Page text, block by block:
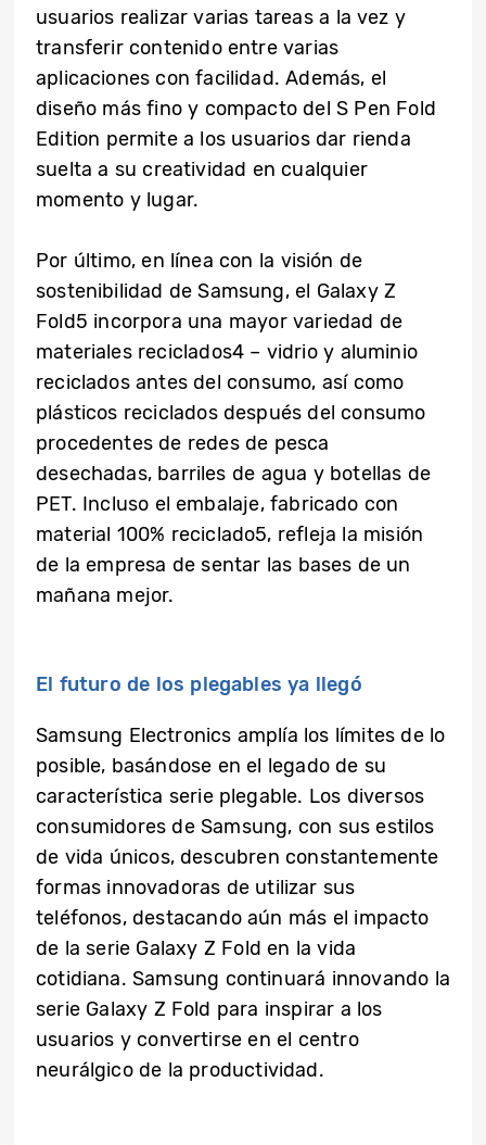
usuarios realizar varias tareas a la vez y
transferir contenido entre varias
aplicaciones con facilidad. Además, el
diseño más fino y compacto del S Pen Fold
Edition permite a los usuarios dar rienda
suelta a su creatividad en cualquier
momento y lugar.
Por último, en línea con la visión de
sostenibilidad de Samsung, el Galaxy Z
Fold5 incorpora una mayor variedad de
materiales reciclados4 – vidrio y aluminio
reciclados antes del consumo, así como
plásticos reciclados después del consumo
procedentes de redes de pesca
desechadas, barriles de agua y botellas de
PET. Incluso el embalaje, fabricado con
material 100% reciclado5, refleja la misión
de la empresa de sentar las bases de un
mañana mejor.
El futuro de los plegables ya llegó
Samsung Electronics amplía los límites de lo
posible, basándose en el legado de su
característica serie plegable. Los diversos
consumidores de Samsung, con sus estilos
de vida únicos, descubren constantemente
formas innovadoras de utilizar sus
teléfonos, destacando aún más el impacto
de la serie Galaxy Z Fold en la vida
cotidiana. Samsung continuará innovando la
serie Galaxy Z Fold para inspirar a los
usuarios y convertirse en el centro
neurálgico de la productividad.